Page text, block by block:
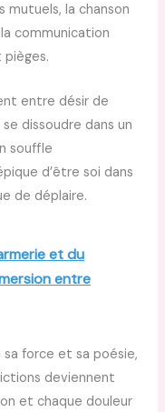
mutuels, la chanson
communication
entre désir de
dissoudre dans un
souffle
d’être soi dans
de déplaire.
et du
entre
sa force et sa poésie,
deviennent
et chaque douleur